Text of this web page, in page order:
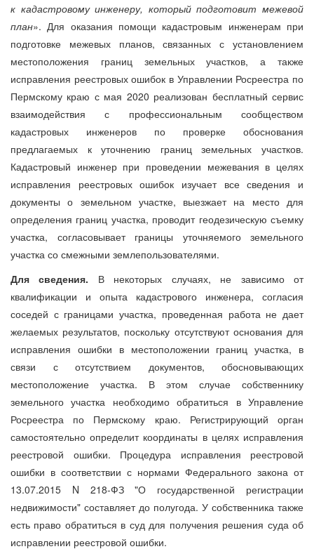
к кадастровому инженеру, который подготовит межевой
план». Для оказания помощи кадастровым инженерам при
подготовке межевых планов, связанных с установлением
местоположения границ земельных участков, а также
исправления реестровых ошибок в Управлении Росреестра по
Пермскому краю с мая 2020 реализован бесплатный сервис
взаимодействия с профессиональным сообществом
кадастровых инженеров по проверке обоснования
предлагаемых к уточнению границ земельных участков.
Кадастровый инженер при проведении межевания в целях
исправления реестровых ошибок изучает все сведения и
документы о земельном участке, выезжает на место для
определения границ участка, проводит геодезическую съемку
участка, согласовывает границы уточняемого земельного
участка со смежными землепользователями.
Для сведения. В некоторых случаях, не зависимо от
квалификации и опыта кадастрового инженера, согласия
соседей с границами участка, проведенная работа не дает
желаемых результатов, поскольку отсутствуют основания для
исправления ошибки в местоположении границ участка, в
связи с отсутствием документов, обосновывающих
местоположение участка. В этом случае собственнику
земельного участка необходимо обратиться в Управление
Росреестра по Пермскому краю. Регистрирующий орган
самостоятельно определит координаты в целях исправления
реестровой ошибки. Процедура исправления реестровой
ошибки в соответствии с нормами Федерального закона от
13.07.2015 N 218-ФЗ "О государственной регистрации
недвижимости" составляет до полугода. У собственника также
есть право обратиться в суд для получения решения суда об
исправлении реестровой ошибки.